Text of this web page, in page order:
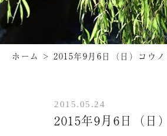
ホーム > 2015年9月6日（日）コウ
2015.05.24
2015年9月6日（日